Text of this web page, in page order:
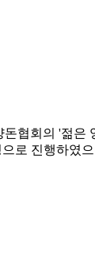
협회의 '젊
로 진행하